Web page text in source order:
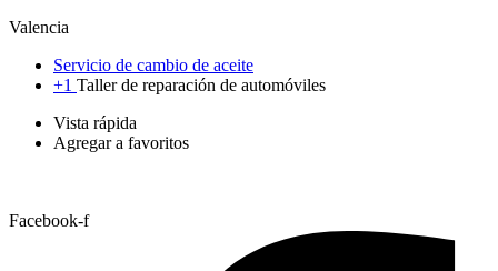
Valencia
Servicio de cambio de aceite
+1 Taller de reparación de automóviles
Vista rápida
Agregar a favoritos
Facebook-f